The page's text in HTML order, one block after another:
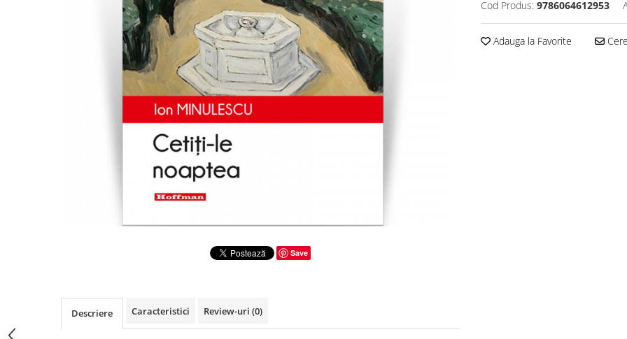
Publicistica / Reportaje / Interviuri
Save
Cod Produs: 9786064612953
Adauga la Favorite
Descriere Caracteristici Review-uri (0)